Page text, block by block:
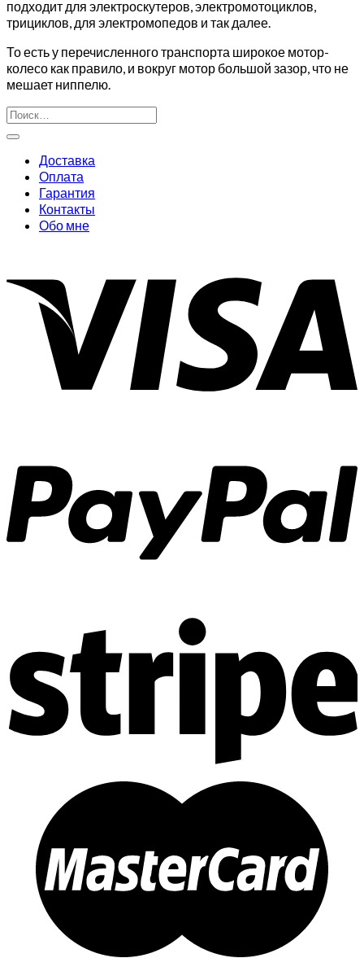
подходит для электроскутеров, электромотоциклов,
трициклов, для электромопедов и так далее.
То есть у перечисленного транспорта широкое мотор-
колесо как правило, и вокруг мотор большой зазор, что не
мешает ниппелю.
Искать:
Доставка
Оплата
Гарантия
Контакты
Обо мне